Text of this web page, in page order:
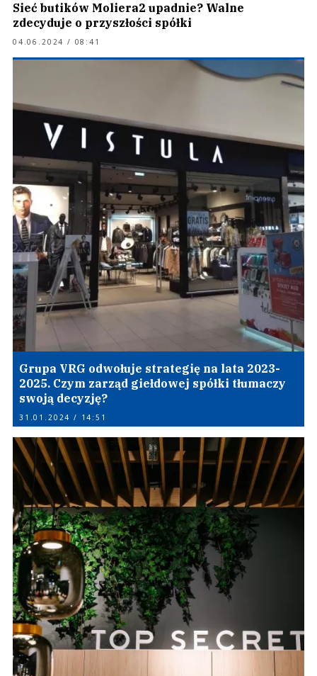
Sieć butików Moliera2 upadnie? Walne
zdecyduje o przyszłości spółki
04.06.2024 / 08:41
Grupa VRG odwołuje strategię na lata 2023-
2025. Czym zarząd giełdowej spółki tłumaczy
swoją decyzję?
31.01.2024 / 14:51